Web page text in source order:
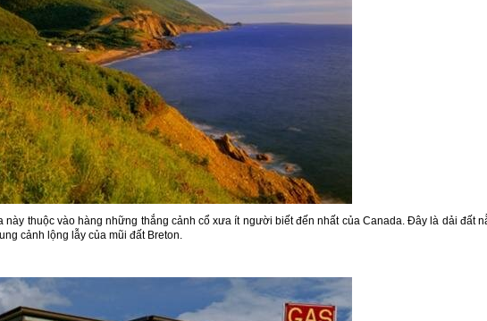
này thuộc vào hàng những thắng cảnh cổ xưa ít người biết đến nhất của Canada. Đây là dải đất
cảnh lộng lẫy của mũi đất Breton.